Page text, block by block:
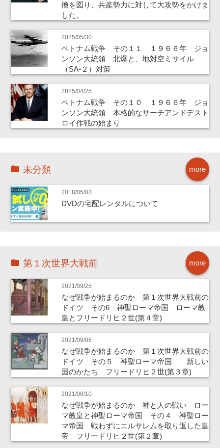
換を図り、共産勢力に対して大攻勢をかけま
した。
2025/05/30
ベトナム戦争 その１１ １９６６年 ジョ
ンソン大統領 北爆と、地対空ミサイル
（SA-２）対策
2025/04/25
ベトナム戦争 その１０ １９６６年 ジョ
ンソン大統領 本格的なサーチアンドデスト
ロイ作戦の始まり
more
未分類
2018/05/03
DVDの宅配レンタルについて
more
第１次世界大戦前
2021/09/25
なぜ戦争が始まるのか 第１次世界大戦前の
ドイツ その6 神聖ローマ帝国 ローマ教
皇とフリードリヒ２世(第４章)
2021/09/06
なぜ戦争が始まるのか 第１次世界大戦前の
ドイツ その５ 神聖ローマ帝国 新しい
国のかたち フリードリヒ２世(第３章)
2021/08/10
なぜ戦争が始まるのか 神と人の戦い ロー
マ教皇と神聖ローマ帝国 その４ 神聖ロー
マ帝国 戦わずにエルサレムを取り返した皇
帝 フリードリヒ２世(第２章)